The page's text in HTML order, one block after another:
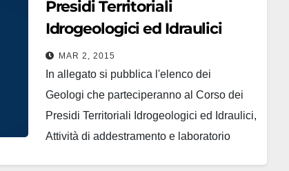
Presidi Territoriali
Idrogeologici ed Idraulici
Moduli IV° e V°- Elenco dei
Presidianti
MAR 2, 2015
In allegato si pubblica l'elenco dei
Geologi che parteciperanno al Corso dei
Presidi Territoriali Idrogeologici ed Idraulici,
Attività di addestramento e laboratorio